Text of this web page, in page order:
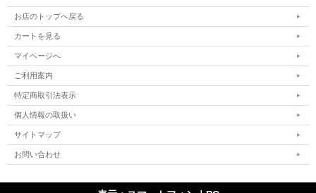
お店のトップへ戻る
カートを見る
マイページへ
ご利用案内
特定商取引法表示
個人情報の取扱い
サイトマップ
お問い合わせ